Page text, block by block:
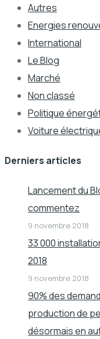
Autres
Energies
International
Le Blog
Marché
Non classé
Politique
Voiture
Derniers articles
Lancement du
commentez
9 novembre 2018
33 000
2018
9 novembre 2018
90% des
production de
désormais en